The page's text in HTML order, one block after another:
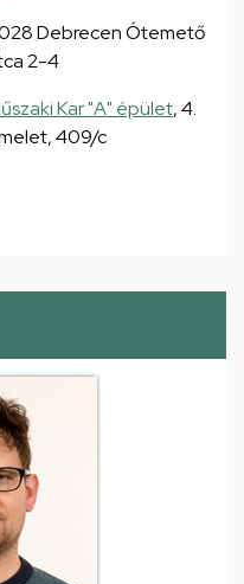
Debrecen Ótemető
2-4
Kar "A" épület, 4.
409/c